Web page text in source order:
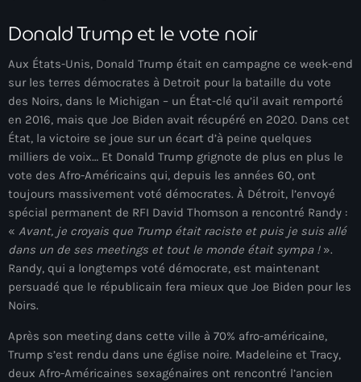
agri-food
Agriculture
Agriculture & Environment
Akademi Kreyòl Ayisyen
Albanie
Alexandre Grand’Pierre
Alexandre Pétion
Alexandre Pierre
Algérie
Alimentation
Donald Trump et le vote noir
Aux États-Unis, Donald Trump était en campagne ce week-end
sur les terres démocrates à Detroit pour la bataille du vote
des Noirs, dans le Michigan – un État-clé qu’il avait remporté
en 2016, mais que Joe Biden avait récupéré en 2020. Dans cet
État, la victoire se joue sur un écart d’à peine quelques
milliers de voix… Et Donald Trump grignote de plus en plus le
vote des Afro-Américains qui, depuis les années 60, ont
toujours massivement voté démocrates. À Détroit, l’envoyé
spécial permanent de RFI David Thomson a rencontré Randy :
« Avant, je croyais que Trump était raciste et puis je suis allé
dans un de ses meetings et tout le monde était sympa !».
Randy, qui a longtemps voté démocrate, est maintenant
persuadé que le républicain fera mieux que Joe Biden pour les
Noirs.
Après son meeting dans cette ville à 70% afro-américaine,
Trump s’est rendu dans une église noire. Madeleine et Tracy,
deux Afro-Américaines sexagénaires ont rencontré l’ancien